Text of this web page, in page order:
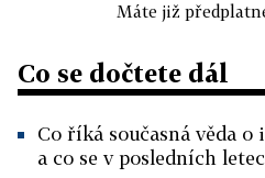
Máte již
Co se dočtete dál
Co říká současná věda o
a co se v posledních